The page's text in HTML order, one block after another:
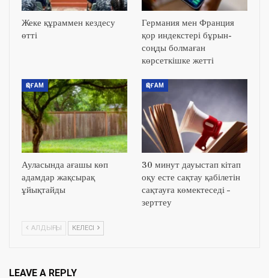
Жеке құраммен кездесу
өтті
Германия мен Франция
қор индекстері бұрын-
соңды болмаған
көрсеткішке жетті
ҚОҒАМ
Ауласында ағашы көп
адамдар жақсырақ
ұйықтайды
ҚОҒАМ
30 минут дауыстап кітап
оқу есте сақтау қабілетін
сақтауға көмектеседі –
зерттеу
АЛДЫҢҒЫ КЕЛЕСІ
LEAVE A REPLY